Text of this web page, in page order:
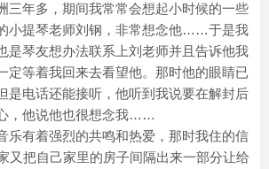
三年多，期间我常常会想起小时候的一些
小提琴老师刘钢，非常想念他……于是我
是琴友想办法联系上刘老师并且告诉他我
定等着我回来去看望他。那时他的眼睛已
是电话还能接听，他听到我说要在解封后
，他说他也很想念我……
乐有着强烈的共鸣和热爱，那时我住的信
又把自己家里的房子间隔出来一部分让给